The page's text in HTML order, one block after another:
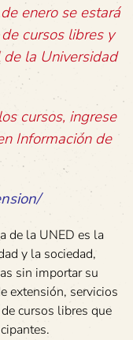
enero se estará
cursos libres y
la Universidad
cursos, ingrese
Información de
de la UNED es la
y la sociedad,
sin importar su
extensión, servicios
cursos libres que